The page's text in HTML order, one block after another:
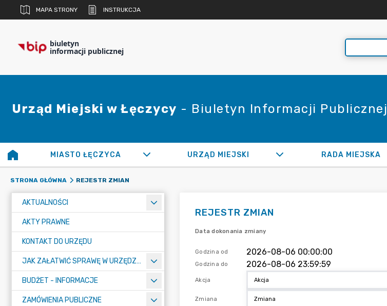
MAPA STRONY INSTRUKCJA
biuletyn
informacji publicznej
Urząd Miejski w Łęczycy - Biuletyn Informacji Publicznej
MIASTO ŁĘCZYCA URZĄD MIEJSKI RADA MIEJSKA
STRONA GŁÓWNA REJESTR ZMIAN
AKTUALNOŚCI
AKTY PRAWNE
KONTAKT DO URZĘDU
JAK ZAŁATWIĆ SPRAWĘ W URZĘDZIE
BUDŻET - INFORMACJE
ZAMÓWIENIA PUBLICZNE
REJESTR ZMIAN
Data dokonania zmiany
Godzina od
Godzina do
Akcja
Zmiana